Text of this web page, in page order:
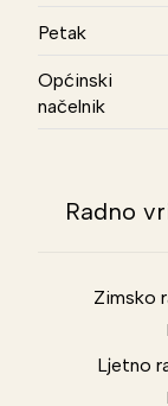
Petak
Općinski
načelnik
Radno
Zimsko
Ljetno